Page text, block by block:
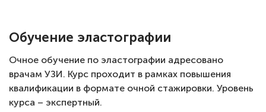
Обучение эластографии
Очное обучение по эластографии адресовано
врачам УЗИ. Курс проходит в рамках повышения
квалификации в формате очной стажировки. Уровень
курса – экспертный.